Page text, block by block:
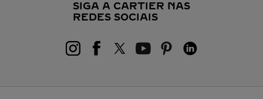
SIGA A CARTIER NAS
REDES SOCIAIS